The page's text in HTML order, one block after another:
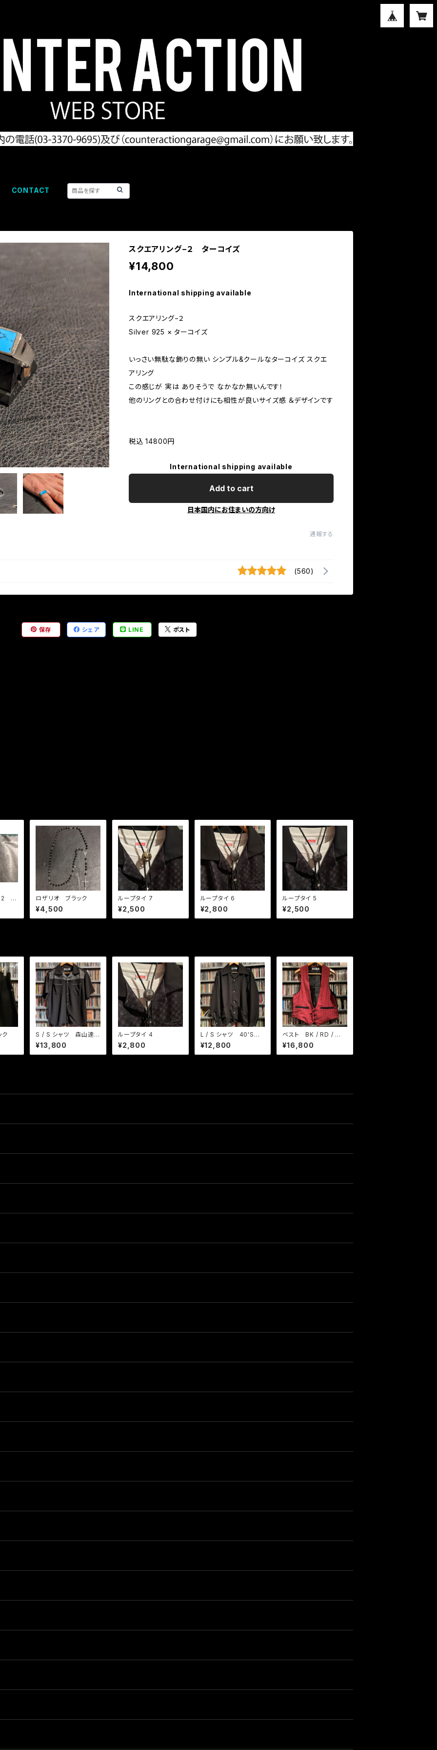
CONTACT
スクエアリング−２ ターコイズ
¥14,800
International shipping available
スクエアリング−２
Silver 925 × ターコイズ
いっさい無駄な飾りの無い シンプル&クールなターコイズ スクエ
アリング
この感じが 実は ありそうで なかなか無いんです！
他のリングとの合わせ付けにも相性が良いサイズ感 ＆デザインです
税込 14800円
International shipping available
Add to cart
日本国内にお住まいの方向け
通報する
(560)
保存 シェア LINE ポスト
-2 タ ロザリオ ブラック
¥4,500
ループタイ 7
¥2,500
ループタイ 6
¥2,800
ループタイ 5
¥2,500
S / S シャツ 森山達也
モデル ヒビヤナイト
BK / GYラメ
¥13,800
ループタイ 4
¥2,800
L / S シャツ 40'Sエ
リ & フロント2ポケット
¥12,800
ベスト BK / RD / WH
カスリ織りチェック
¥16,800